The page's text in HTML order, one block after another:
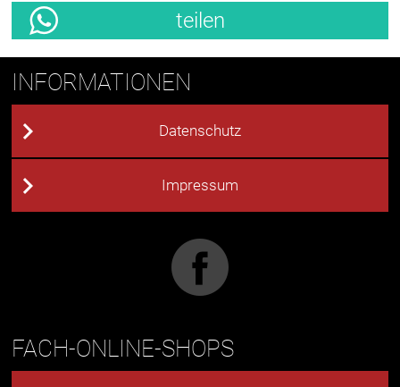
teilen
INFORMATIONEN
Datenschutz
Impressum
FACH-ONLINE-SHOPS